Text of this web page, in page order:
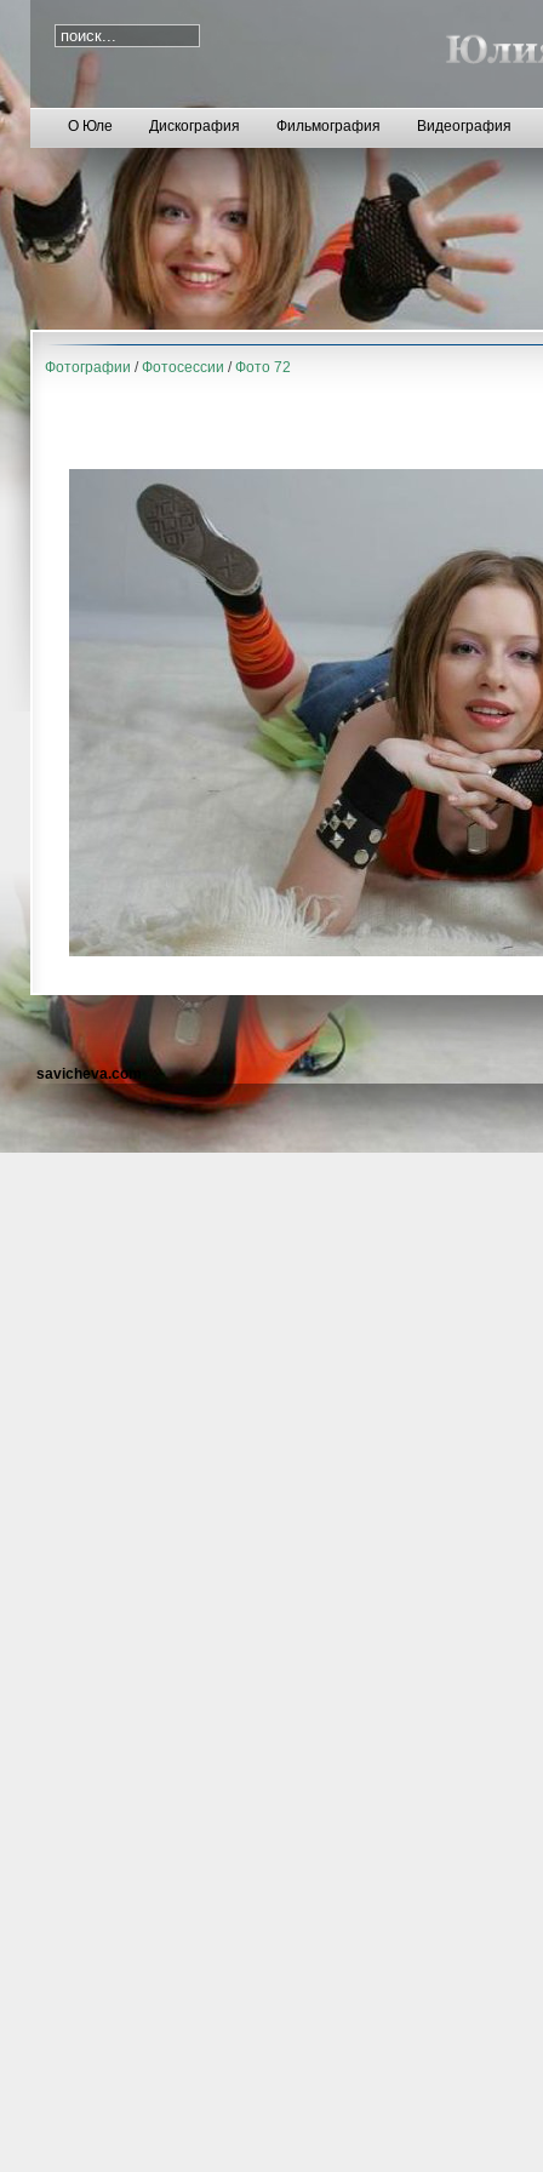
О Юле Дискография Фильмография Видеография
Фотографии /Фотосессии /Фото 72
savicheva.com